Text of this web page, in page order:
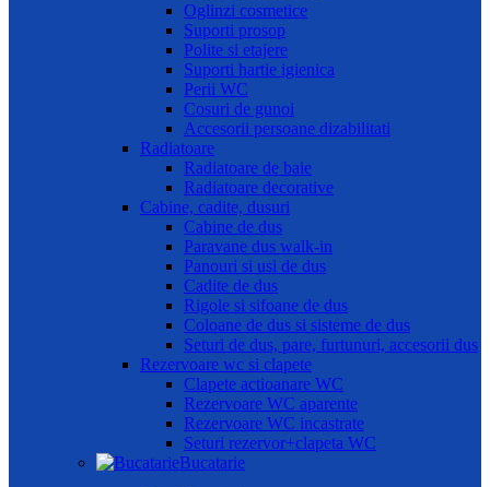
Oglinzi cosmetice
Suporti prosop
Polite si etajere
Suporti hartie igienica
Perii WC
Cosuri de gunoi
Accesorii persoane dizabilitati
Radiatoare
Radiatoare de baie
Radiatoare decorative
Cabine, cadite, dusuri
Cabine de dus
Paravane dus walk-in
Panouri si usi de dus
Cadite de dus
Rigole si sifoane de dus
Coloane de dus si sisteme de dus
Seturi de dus, pare, furtunuri, accesorii dus
Rezervoare wc si clapete
Clapete actioanare WC
Rezervoare WC aparente
Rezervoare WC incastrate
Seturi rezervor+clapeta WC
Bucatarie